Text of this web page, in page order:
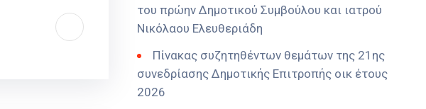
του πρώην Δημοτικού Συμβούλου και ιατρού
Νικόλαου Ελευθεριάδη
Πίνακας συζητηθέντων θεμάτων της 21ης
συνεδρίασης Δημοτικής Επιτροπής οικ έτους
2026